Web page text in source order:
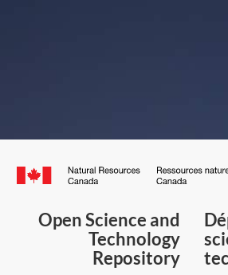
Canada.ca
Open Science and
Technology
Repository